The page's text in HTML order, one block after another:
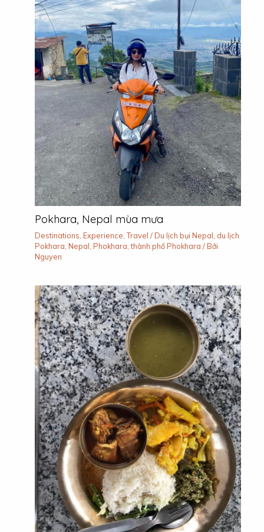
Pokhara, Nepal mùa mưa
Destinations, Experience,Travel / Du lịch bụi Nepal, du lịch
Pokhara, Nepal, Phokhara,thành phố Phokhara / Bởi
Nguyen